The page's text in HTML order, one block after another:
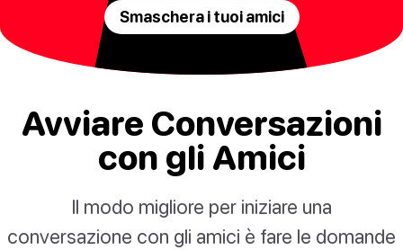
Smaschera i tuoi amici
Avviare Conversazioni
con gli Amici
Il modo migliore per iniziare una
conversazione con gli amici è fare le domande